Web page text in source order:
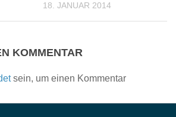
18. JANUAR 2014
KOMMENTAR
sein, um einen Kommentar